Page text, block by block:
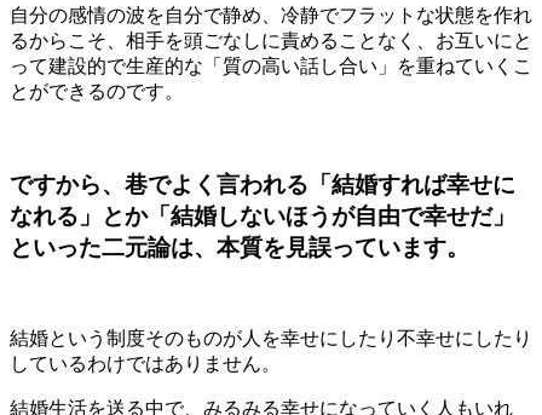
自分の感情の波を自分で静め、冷静でフラットな状態を作れ
るからこそ、相手を頭ごなしに責めることなく、お互いにと
って建設的で生産的な「質の高い話し合い」を重ねていくこ
とができるのです。
ですから、巷でよく言われる「結婚すれば幸せに
なれる」とか「結婚しないほうが自由で幸せだ」
といった二元論は、本質を見誤っています。
結婚という制度そのものが人を幸せにしたり不幸せにしたり
しているわけではありません。
結婚生活を送る中で、みるみる幸せになっていく人もいれ